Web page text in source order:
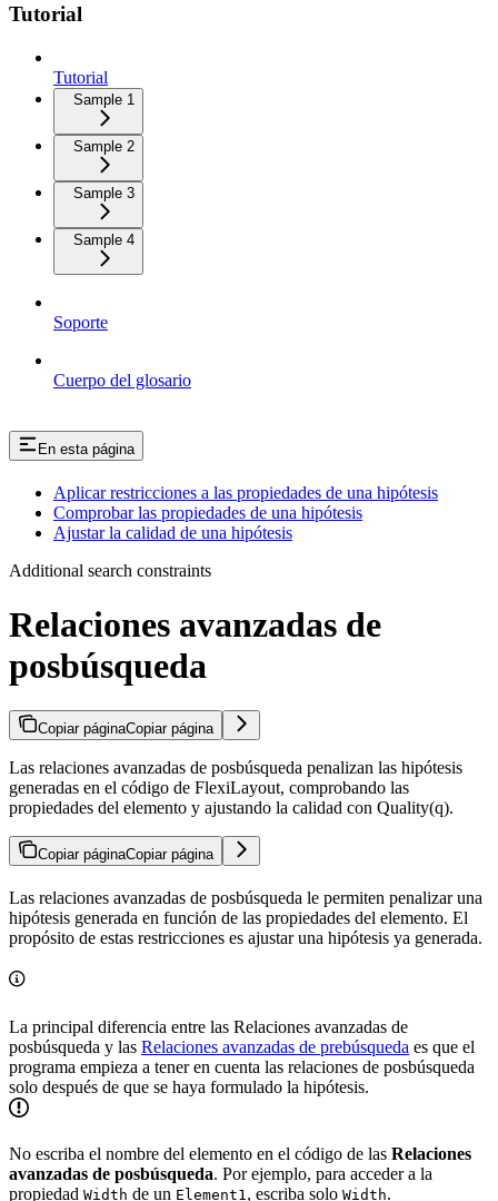
Tutorial
Tutorial
Sample 1
Sample 2
Sample 3
Sample 4
Soporte
Cuerpo del glosario
En esta página
Aplicar restricciones a las propiedades de una hipótesis
Comprobar las propiedades de una hipótesis
Ajustar la calidad de una hipótesis
Additional search constraints
Relaciones avanzadas de
posbúsqueda
Copiar páginaCopiar página
Las relaciones avanzadas de posbúsqueda penalizan las hipótesis
generadas en el código de FlexiLayout, comprobando las
propiedades del elemento y ajustando la calidad con Quality(q).
Copiar páginaCopiar página
Las relaciones avanzadas de posbúsqueda le permiten penalizar una
hipótesis generada en función de las propiedades del elemento. El
propósito de estas restricciones es ajustar una hipótesis ya generada.
La principal diferencia entre las Relaciones avanzadas de
posbúsqueda y las Relaciones avanzadas de prebúsqueda es que el
programa empieza a tener en cuenta las relaciones de posbúsqueda
solo después de que se haya formulado la hipótesis.
No escriba el nombre del elemento en el código de las Relaciones
avanzadas de posbúsqueda. Por ejemplo, para acceder a la
propiedad Width de un Element1, escriba solo Width.